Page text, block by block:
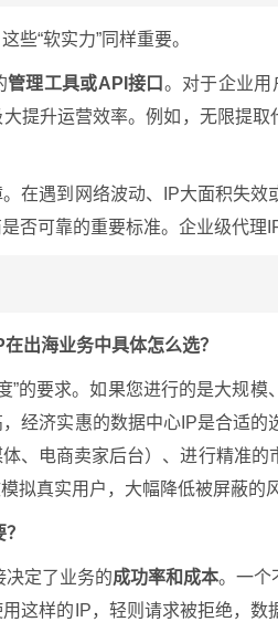
些“软实力”同样重要。
管理工具或API接口 。对于企业用
提升运营效率。例如，无限提
在遇到网络波动、IP大面积失
否可靠的重要标准。企业级代理
出海业务中具体怎么选？
”的要求。如果您进行的是大规
经济实惠的数据中心IP是合适
、电商卖家后台）、进行精准
拟真实用户，大幅降低被屏蔽的
决定了业务的成功率和成本。一个
这样的IP，轻则请求被拒绝，